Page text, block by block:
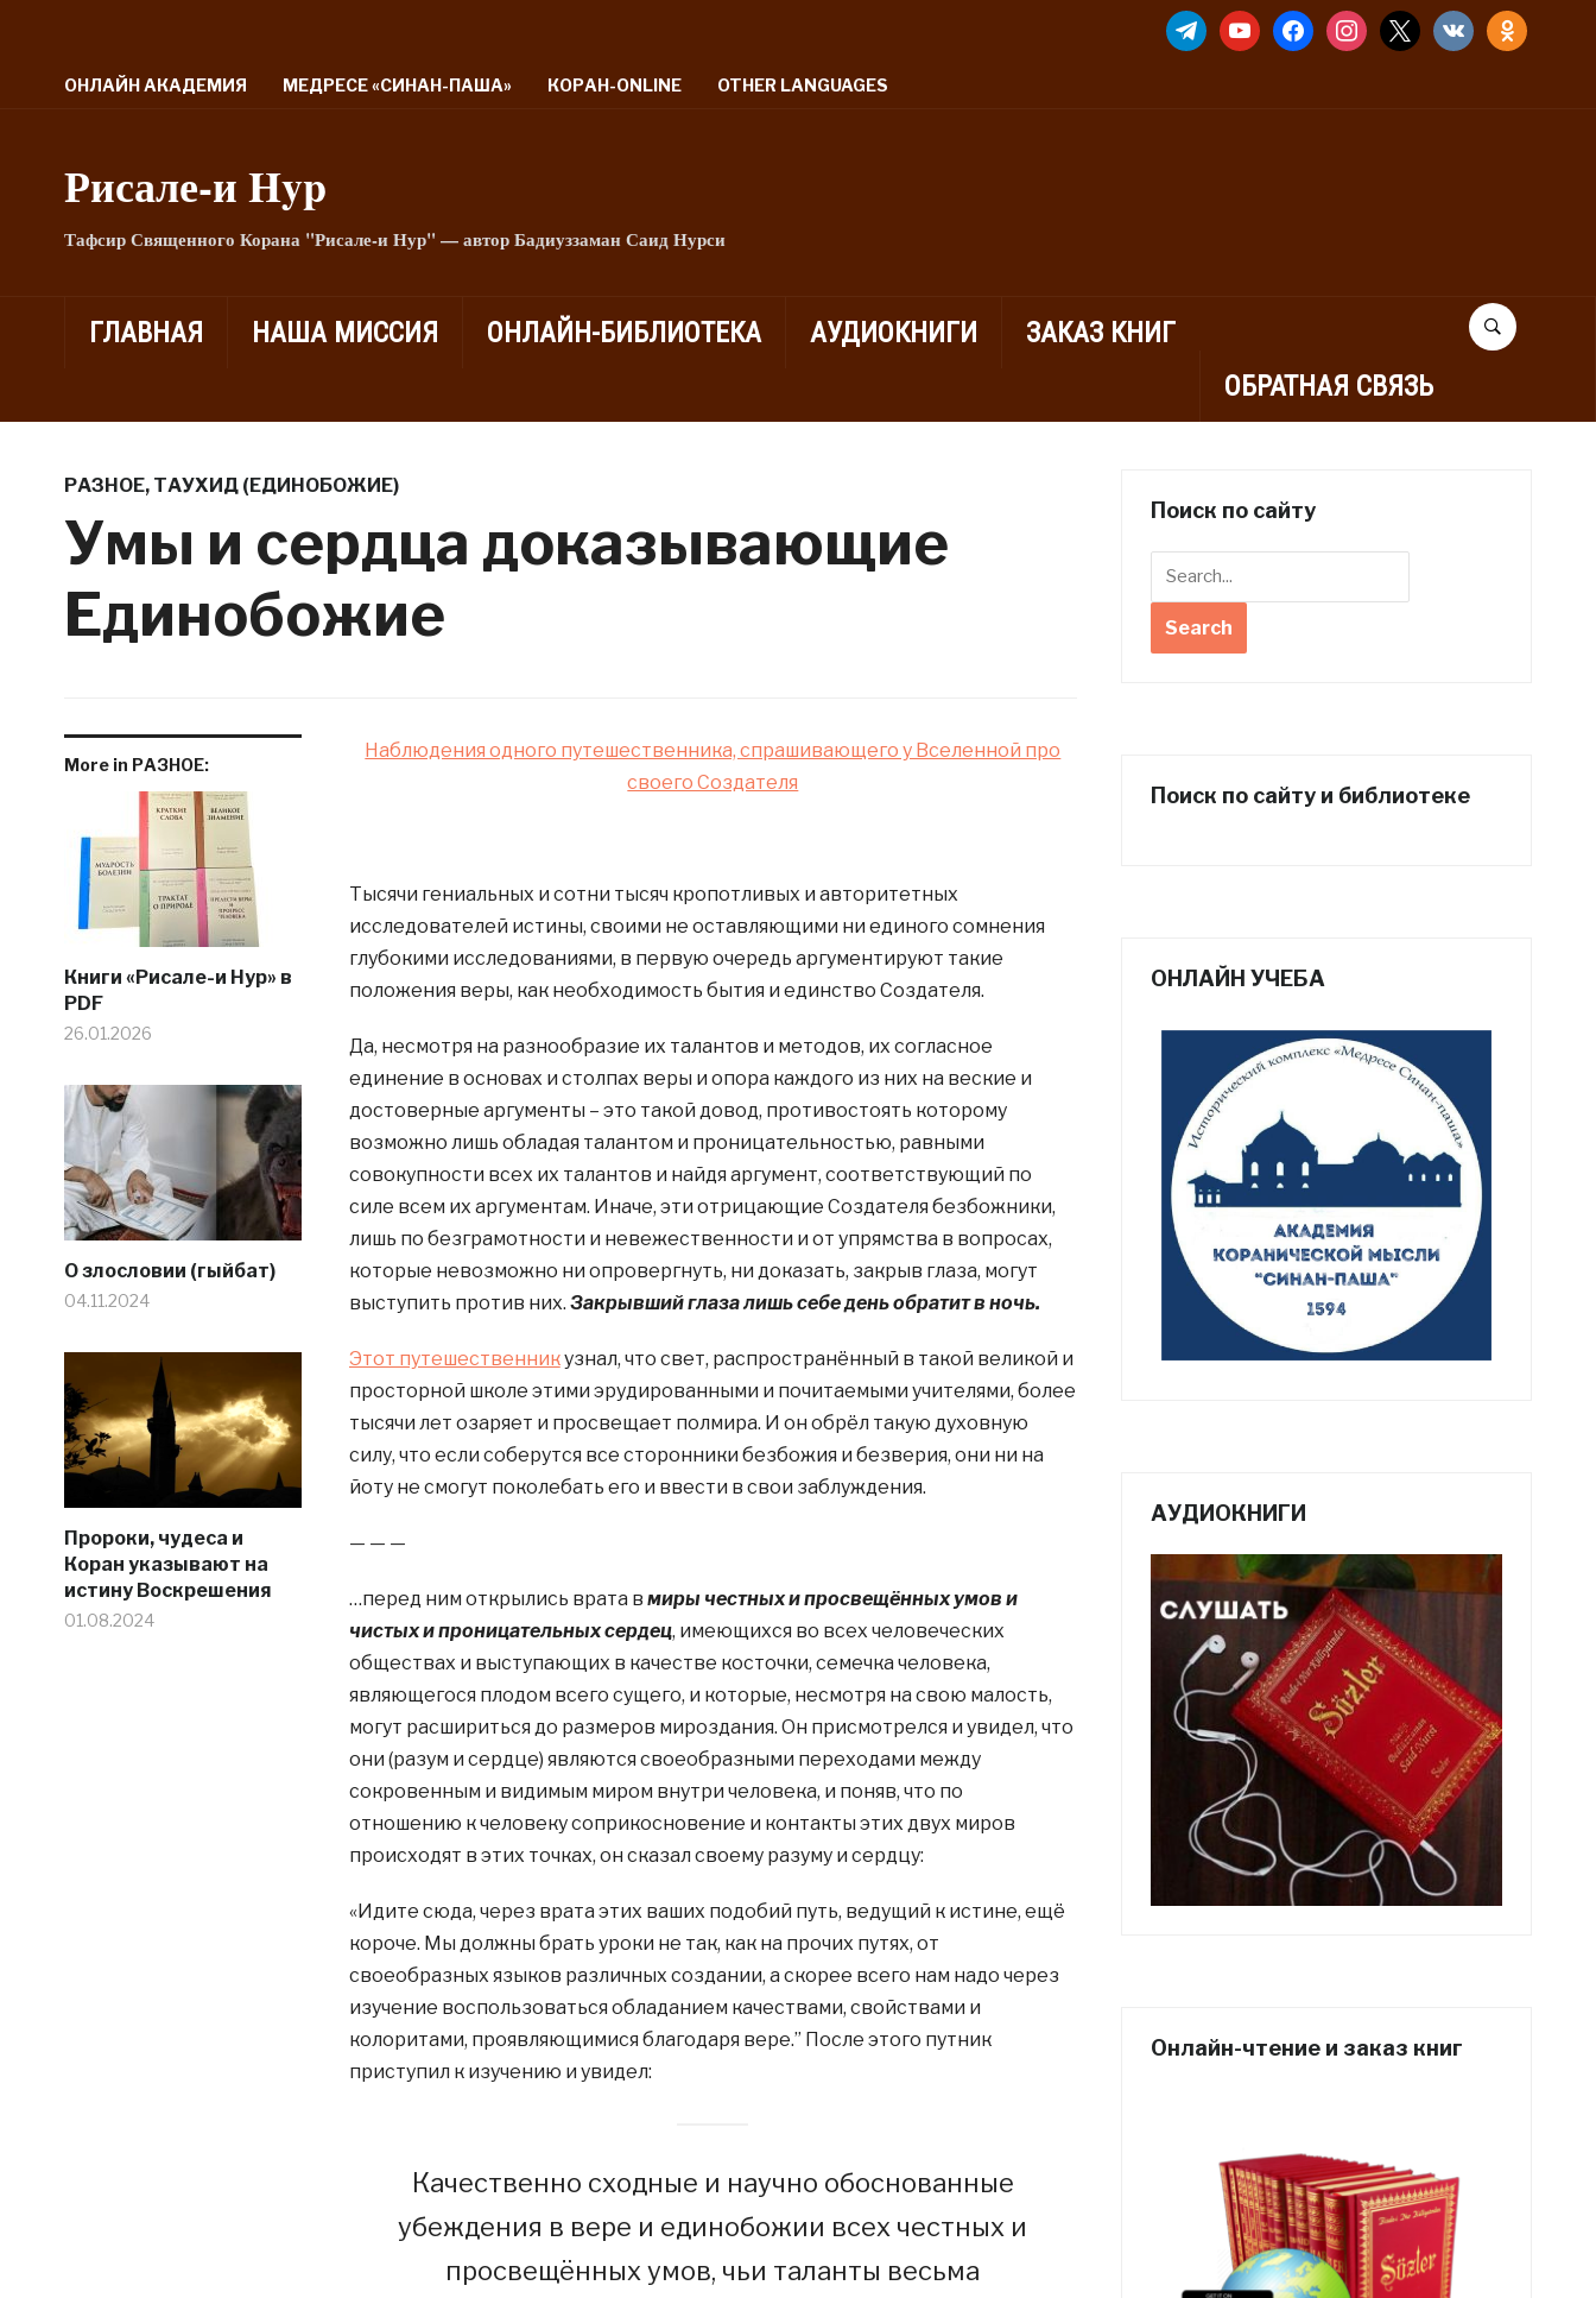
TELEGRAMYOUTUBEFACEBOOKINSTAGRAM
X VKONTAKTE
ОНЛАЙН АКАДЕМИЯ МЕДРЕСЕ «СИНАН-ПАША» КОРАН-ONLINE OTHER LANGUAGES
Рисале-и Hyp
Тафсир Священного Корана "Рисале-и Нур" — автор Бадиуззаман Саид Нурси
ГЛАВНАЯ НАША МИССИЯ ОНЛАЙН-БИБЛИОТЕКА АУДИОКНИГИ
ЗАКАЗ КНИГ
ОБРАТНАЯ СВЯЗЬ
РАЗНОЕ, ТАУХИД (ЕДИНОБОЖИЕ)
Умы и сердца доказывающие
Единобожие
More in РАЗНОЕ:
Книги «Рисале-и Нур» в
PDF
26.01.2026
О злословии (гыйбат)
04.11.2024
Пророки, чудеса и
Коран указывают на
истину Воскрешения
01.08.2024
Наблюдения одного путешественника, спрашивающего у Вселенной про
своего Создателя
Тысячи гениальных и сотни тысяч кропотливых и авторитетных
исследователей истины, своими не оставляющими ни единого сомнения
глубокими исследованиями, в первую очередь аргументируют такие
положения веры, как необходимость бытия и единство Создателя.
Да, несмотря на разнообразие их талантов и методов, их согласное
единение в основах и столпах веры и опора каждого из них на веские и
достоверные аргументы – это такой довод, противостоять которому
возможно лишь обладая талантом и проницательностью, равными
совокупности всех их талантов и найдя аргумент, соответствующий по
силе всем их аргументам. Иначе, эти отрицающие Создателя безбожники,
лишь по безграмотности и невежественности и от упрямства в вопросах,
которые невозможно ни опровергнуть, ни доказать, закрыв глаза, могут
выступить против них. Закрывший глаза лишь себе день обратит в ночь.
Этот путешественникузнал, что свет, распространённый в такой великой и
просторной школе этими эрудированными и почитаемыми учителями, более
тысячи лет озаряет и просвещает полмира. И он обрёл такую духовную
силу, что если соберутся все сторонники безбожия и безверия, они ни на
йоту не смогут поколебать его и ввести в свои заблуждения.
— — —
…перед ним открылись врата в миры честных и просвещённых умов и
чистых и проницательных сердец, имеющихся во всех человеческих
обществах и выступающих в качестве косточки, семечка человека,
являющегося плодом всего сущего, и которые, несмотря на свою малость,
могут расшириться до размеров мироздания. Он присмотрелся и увидел, что
они (разум и сердце) являются своеобразными переходами между
сокровенным и видимым миром внутри человека, и поняв, что по
отношению к человеку соприкосновение и контакты этих двух миров
происходят в этих точках, он сказал своему разуму и сердцу:
«Идите сюда, через врата этих ваших подобий путь, ведущий к истине, ещё
короче. Мы должны брать уроки не так, как на прочих путях, от
своеобразных языков различных создании, а скорее всего нам надо через
изучение воспользоваться обладанием качествами, свойствами и
колоритами, проявляющимися благодаря вере.” После этого путник
приступил к изучению и увидел:
Качественно сходные и научно обоснованные
убеждения в вере и единобожии всех честных и
просвещённых умов, чьи таланты весьма
Поиск по сайту
Поиск по сайту и библиотеке
ОНЛАЙН УЧЕБА
АУДИОКНИГИ
Онлайн-чтение и заказ книг